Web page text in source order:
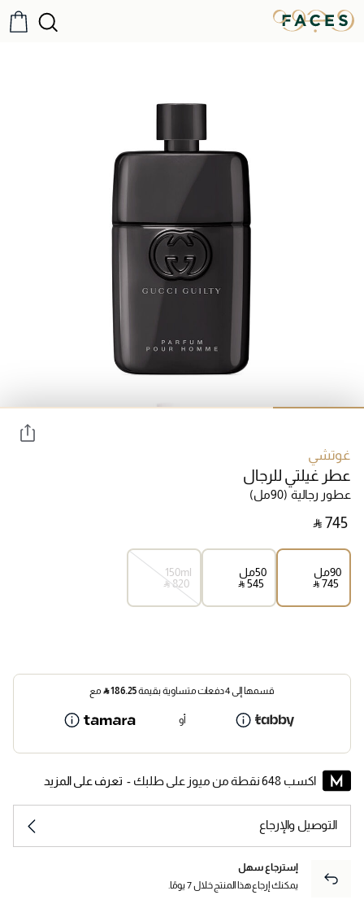
غوتشي
عطر غيلتي للرجال
عطور رجالية (90مل)
‎ ⃁ ⁦745⁩ ‎
90مل
‎ ⃁ ⁦745⁩ ‎
50مل
‎ ⃁ ⁦545⁩ ‎
150ml
‎ ⃁ ⁦820⁩ ‎
قسمها إلى 4 دفعات متساوية بقيمة 186.25
⃁ مع
أو
اكسب 648 نقطة من ميوز على طلبك - تعرف على المزيد
التوصيل والإرجاع
إسترجاع سهل
يمكنك إرجاع هذا المنتج خلال 7 يومًا.